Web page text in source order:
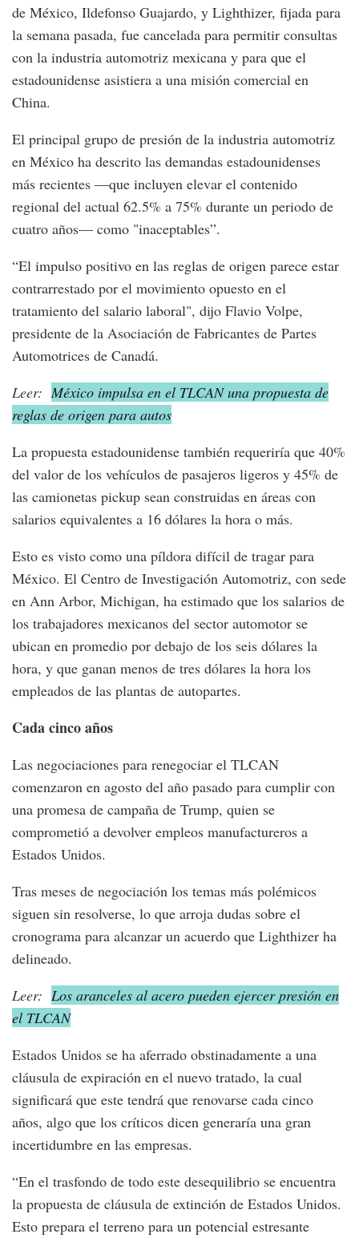
de México, Ildefonso Guajardo, y Lighthizer, fijada para
la semana pasada, fue cancelada para permitir consultas
con la industria automotriz mexicana y para que el
estadounidense asistiera a una misión comercial en
China.
El principal grupo de presión de la industria automotriz
en México ha descrito las demandas estadounidenses
más recientes —que incluyen elevar el contenido
regional del actual 62.5% a 75% durante un periodo de
cuatro años— como "inaceptables”.
“El impulso positivo en las reglas de origen parece estar
contrarrestado por el movimiento opuesto en el
tratamiento del salario laboral", dijo Flavio Volpe,
presidente de la Asociación de Fabricantes de Partes
Automotrices de Canadá.
Leer: México impulsa en el TLCAN una propuesta de
reglas de origen para autos
La propuesta estadounidense también requeriría que 40%
del valor de los vehículos de pasajeros ligeros y 45% de
las camionetas pickup sean construidas en áreas con
salarios equivalentes a 16 dólares la hora o más.
Esto es visto como una píldora difícil de tragar para
México. El Centro de Investigación Automotriz, con sede
en Ann Arbor, Michigan, ha estimado que los salarios de
los trabajadores mexicanos del sector automotor se
ubican en promedio por debajo de los seis dólares la
hora, y que ganan menos de tres dólares la hora los
empleados de las plantas de autopartes.
Cada cinco años
Las negociaciones para renegociar el TLCAN
comenzaron en agosto del año pasado para cumplir con
una promesa de campaña de Trump, quien se
comprometió a devolver empleos manufactureros a
Estados Unidos.
Tras meses de negociación los temas más polémicos
siguen sin resolverse, lo que arroja dudas sobre el
cronograma para alcanzar un acuerdo que Lighthizer ha
delineado.
Leer: Los aranceles al acero pueden ejercer presión en
el TLCAN
Estados Unidos se ha aferrado obstinadamente a una
cláusula de expiración en el nuevo tratado, la cual
significará que este tendrá que renovarse cada cinco
años, algo que los críticos dicen generaría una gran
incertidumbre en las empresas.
“En el trasfondo de todo este desequilibrio se encuentra
la propuesta de cláusula de extinción de Estados Unidos.
Esto prepara el terreno para un potencial estresante